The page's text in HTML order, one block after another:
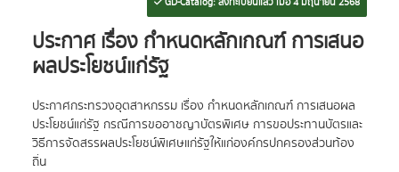
ประกาศ เรื่อง กำหนดหลักเกณฑ์ การเสนอ
ผลประโยชน์แก่รัฐ
ประกาศกระทรวงอุตสาหกรรม เรื่อง กำหนดหลักเกณฑ์ การเสนอผล
ประโยชน์แก่รัฐ กรณีการขออาชญาบัตรพิเศษ การขอประทานบัตรและ
วิธีการจัดสรรผลประโยชน์พิเศษแก่รัฐให้แก่องค์กรปกครองส่วนท้อง
ถิ่น